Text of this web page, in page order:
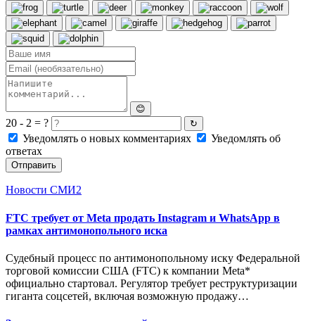
😊
20 - 2 = ? ↻
Уведомлять о новых комментариях
Уведомлять об
ответах
Отправить
Новости СМИ2
FTC требует от Meta продать Instagram и WhatsApp в
рамках антимонопольного иска
Судебный процесс по антимонопольному иску Федеральной
торговой комиссии США (FTC) к компании Meta*
официально стартовал. Регулятор требует реструктуризации
гиганта соцсетей, включая возможную продажу…